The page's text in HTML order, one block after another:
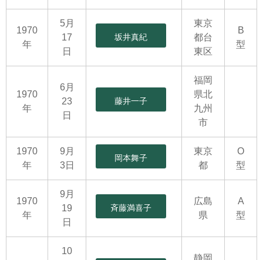
1970
年
5月
17
日
坂井真紀
東京
都台
東区
B
型
1970
年
6月
23
日
藤井一子
福岡
県北
九州
市
1970
年
9月
3日
岡本舞子
東京
都
O
型
1970
年
9月
19
日
斉藤満喜子
広島
県
A
型
10
静岡